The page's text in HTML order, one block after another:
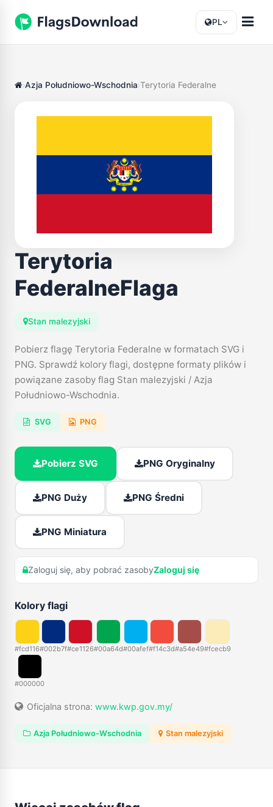
PL
Azja Południowo-Wschodnia Terytoria Federalne
Terytoria
FederalneFlaga
Stan malezyjski
Pobierz flagę Terytoria Federalne w formatach SVG i
PNG. Sprawdź kolory flagi, dostępne formaty plików i
powiązane zasoby flag Stan malezyjski / Azja
Południowo-Wschodnia.
SVG PNG
Pobierz SVG PNG Oryginalny
PNG Duży PNG Średni
PNG Miniatura
Zaloguj się, aby pobrać zasobyZaloguj się
Kolory flagi
#fcd116#002b7f#ce1126#00a64d#00afef#f14c3d#a54e49#fcecb9
#000000
Oficjalna strona: www.kwp.gov.my/
Azja Południowo-Wschodnia Stan malezyjski